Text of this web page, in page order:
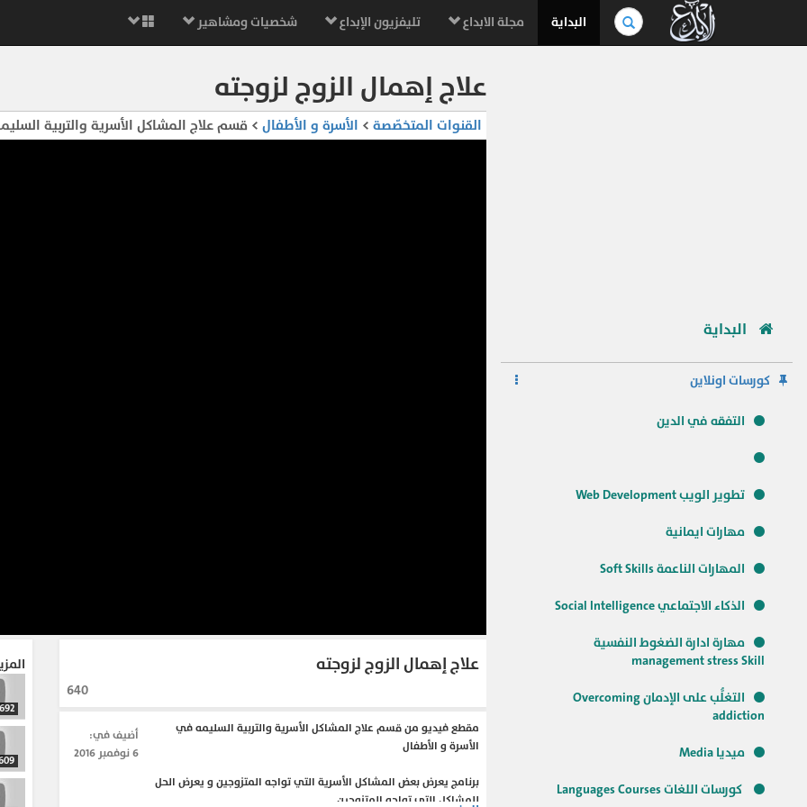
بحث
في
الموسوعة..
البداية مجلة الابداع تليفزيون الإبداع شخصيات ومشاهير
البداية
كورسات اونلاين
التفقه في الدين
تطوير الويب Web Development
مهارات ايمانية
المهارات الناعمة Soft Skills
الذكاء الاجتماعي Social Intelligence
مهارة ادارة الضغوط النفسية
management stress Skill
التغلُّب على الإدمان Overcoming
addiction
ميديا Media
كورسات اللغات Languages Courses
علاج إهمال الزوج لزوجته
القنوات المتخصّصة > الأسرة و الأطفال > قسم علاج المشاكل الأسرية والتربية
علاج إهمال الزوج لزوجته
640
أضيف في:
6 نوفمبر 2016
مقطع فيديو من قسم علاج المشاكل الأسرية والتربية السليمه في
الأسرة و الأطفال
برنامج يعرض بعض المشاكل الأسرية التي تواجه المتزوجين و يعرض الحل
للمشاكل التي تواجه المتزوجين
692